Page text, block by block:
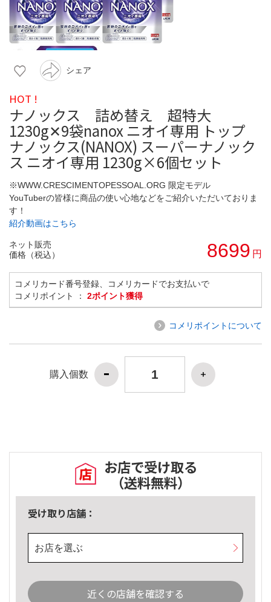
シェア
HOT !
ナノックス 詰め替え 超特大
1230g✕9袋nanox ニオイ専用 トップ
ナノックス(NANOX) スーパーナノック
ス ニオイ専用 1230g×6個セット
※WWW.CRESCIMENTOPESSOAL.ORG 限定モデル
YouTuberの皆様に商品の使い心地などをご紹介いただいておりま
す！
紹介動画はこちら
ネット販売
価格（税込）
8699 円
コメリカード番号登録、コメリカードでお支払いで
コメリポイント ： 2ポイント獲得
コメリポイントについて
購入個数
お店で受け取る
（送料無料）
受け取り店舗：
お店を選ぶ
近くの店舗を確認する